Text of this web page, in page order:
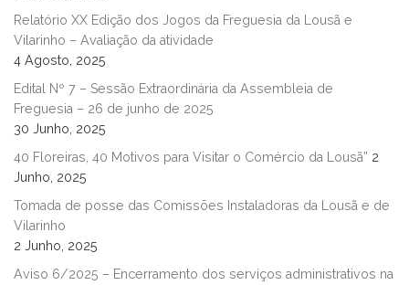
Relatório XX Edição dos Jogos da Freguesia da Lousã e
Vilarinho – Avaliação da atividade
4 Agosto, 2025
Edital Nº 7 – Sessão Extraordinária da Assembleia de
Freguesia – 26 de junho de 2025
30 Junho, 2025
40 Floreiras, 40 Motivos para Visitar o Comércio da Lousã” 2
Junho, 2025
Tomada de posse das Comissões Instaladoras da Lousã e de
Vilarinho
2 Junho, 2025
Aviso 6/2025 – Encerramento dos serviços administrativos na